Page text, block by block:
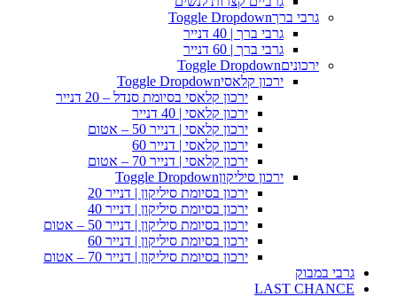
גרבי ברךToggle Dropdown
גרבי ברך | 40 דנייר
גרבי ברך | 60 דנייר
ירכוניםToggle Dropdown
ירכון קלאסיToggle Dropdown
ירכון קלאסי בסיומת סנדל – 20 דנייר
ירכון קלאסי | 40 דנייר
ירכון קלאסי | דנייר 50 – אטום
ירכון קלאסי | דנייר 60
ירכון קלאסי | דנייר 70 – אטום
ירכון סיליקוןToggle Dropdown
ירכון בסיומת סיליקון | דנייר 20
ירכון בסיומת סיליקון | דנייר 40
ירכון בסיומת סיליקון | דנייר 50 – אטום
ירכון בסיומת סיליקון | דנייר 60
ירכון בסיומת סיליקון | דנייר 70 – אטום
גרבי במבוק
LAST CHANCE